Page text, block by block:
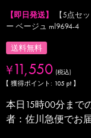
【即日発送】
【5点セ
ー ベージュ ml9694-4
送料無料
¥11,550 税込
【 獲得ポイント: 105 pt 】
本日15時00分まで
者：佐川急便でお